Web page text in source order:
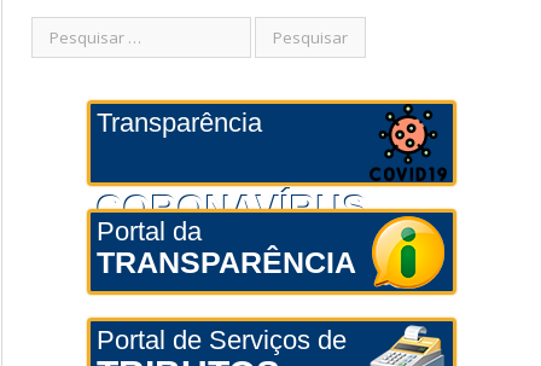
Transparência
CORONAVÍRUS
Portal da
TRANSPARÊNCIA
Portal de Serviços de